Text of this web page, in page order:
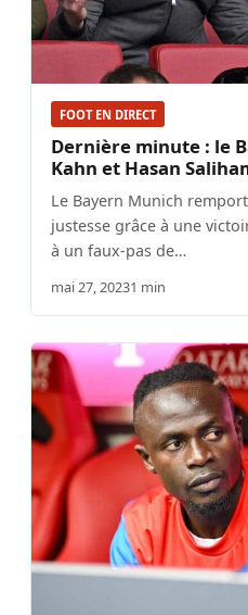
FOOT EN DIRECT
Dernière minute : le
Kahn et Hasan
Le Bayern Munich
justesse grâce à une
à un faux-pas de…
mai 27, 20231 min